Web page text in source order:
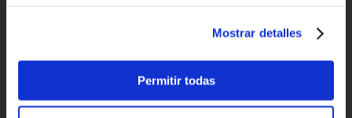
Mostrar detalles
Permitir todas
Devoluciones
Clientes satisfechos
¡compra hoy con nosotros!